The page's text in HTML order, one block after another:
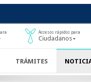
Accesos rápidos para
Ciudadanos
TRÁMITES